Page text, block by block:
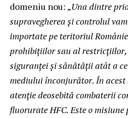
domeniu nou: „Una dintre
supravegherea și controlul
importate pe teritoriul
prohibițiilor sau al
siguranțeiși sănătății atât a
mediului înconjurător. În acest
atenție deosebită combaterii
fluorurate HFC. Este o